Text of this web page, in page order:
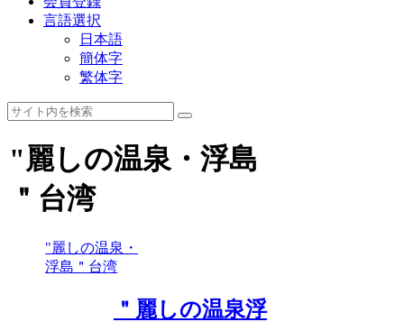
言語選択
日本語
簡体字
繁体字
"麗しの温泉・浮島
＂台湾
"麗しの温泉・
浮島＂台湾
＂麗しの温泉浮